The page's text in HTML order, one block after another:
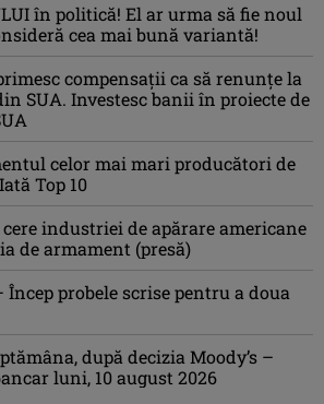
în politică! El ar urma să fie noul
cea mai bună variantă!
compensații ca să renunțe la
SUA. Investesc banii în proiecte de
celor mai mari producători de
Top 10
industriei de apărare americane
de armament (presă)
Încep probele scrise pentru a doua
după decizia Moody’s –
luni, 10 august 2026